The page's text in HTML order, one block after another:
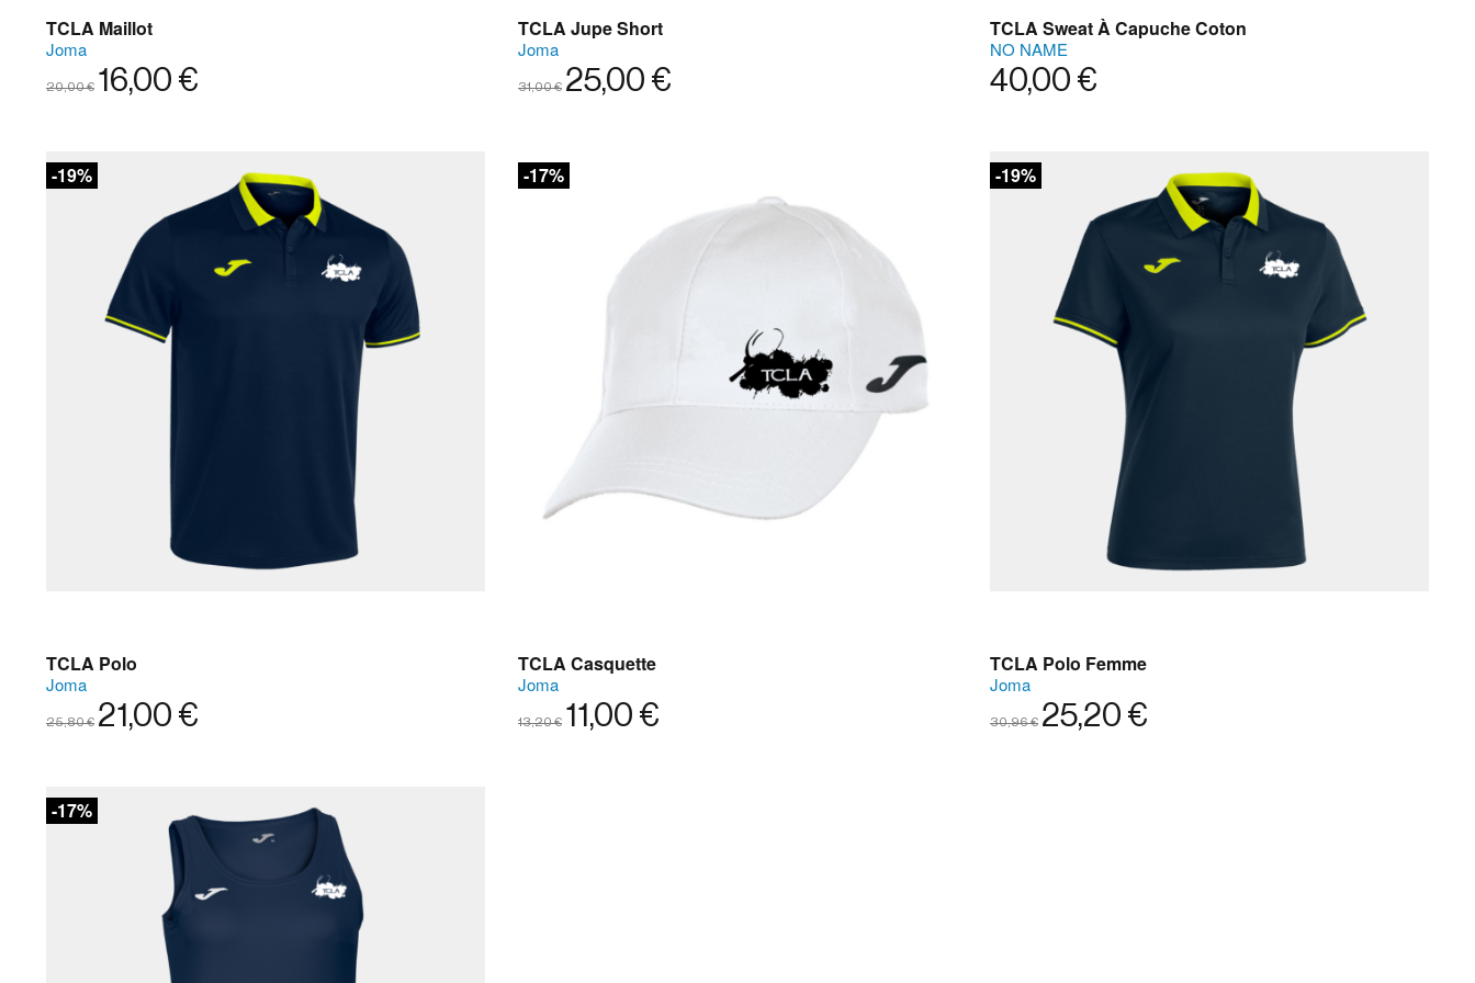
TCLA Maillot
Joma
20,00 € 16,00 €
TCLA Jupe Short
Joma
31,00 € 25,00 €
TCLA Sweat À Capuche Coton
NO NAME
40,00 €
TCLA Polo
Joma
25,80 € 21,00 €
-19%
TCLA Casquette
Joma
13,20 € 11,00 €
-17%
TCLA Polo Femme
Joma
30,96 € 25,20 €
-19%
-17%